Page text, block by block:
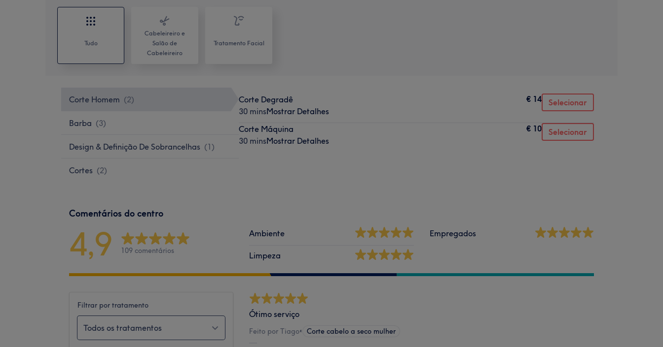
Tudo
Cabeleireiro e
Salão de
Cabeleireiro
Tratamento Facial
Corte Homem (2)
Barba (3)
Design & Definição De Sobrancelhas (1)
Cortes (2)
Corte Degradê
30 minsMostrar Detalhes
€ 14 Selecionar
Corte Máquina
30 minsMostrar Detalhes
€ 10 Selecionar
Comentários do centro
4,9 109 comentários
Ambiente
Limpeza
Empregados
Filtrar por tratamento
Todos os tratamentos
Ótimo serviço
Feito por Tiago• Corte cabelo a seco mulher